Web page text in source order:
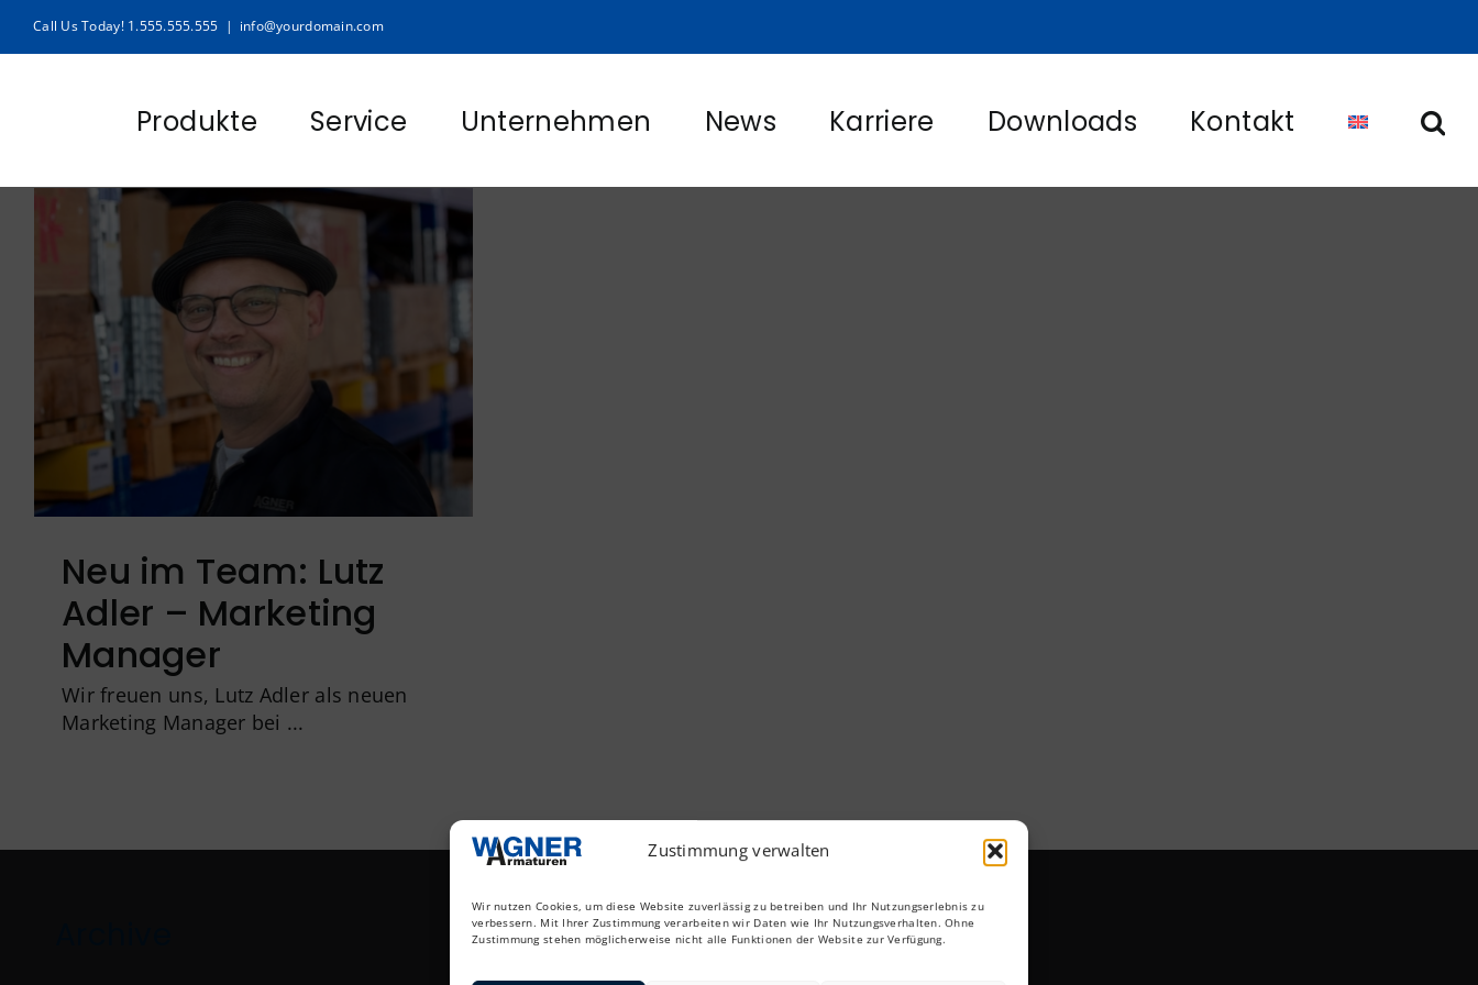
Zustimmung verwalten
Wir nutzen Cookies, um diese Website zuverlässig zu betreiben und Ihr Nutzungserlebnis zu
verbessern. Mit Ihrer Zustimmung verarbeiten wir Daten wie Ihr Nutzungsverhalten. Ohne
Zustimmung stehen möglicherweise nicht alle Funktionen der Website zur Verfügung.
Inhalt
Call Us Today! 1.555.555.555 | info@yourdomain.com
Produkte Service Unternehmen News Karriere Downloads Kontakt
Neu im Team: Lutz
Adler – Marketing
Manager
Wir freuen uns, Lutz Adler als neuen
Marketing Manager bei ...